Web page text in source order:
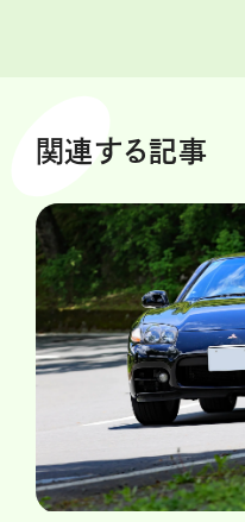
関連する記事